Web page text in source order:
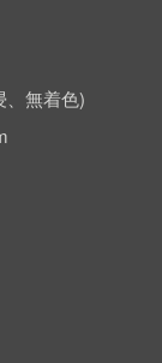
、無着色)